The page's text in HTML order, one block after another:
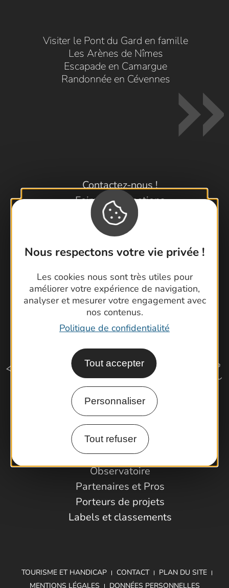
Nous respectons votre vie privée !
Les cookies nous sont très utiles pour
améliorer votre expérience de navigation,
analyser et mesurer votre engagement avec
nos contenus.
Politique de confidentialité
Tout accepter
Personnaliser
Tout refuser
Visiter le Pont du Gard en famille
Les Arènes de Nîmes
Escapade en Camargue
Randonnée en Cévennes
Contactez-nous !
Foire aux questions
Brochures
Cartoguides et Topoguides
Latitude Gard
Comment venir ?
Espace Pro
Observatoire
Partenaires et Pros
Porteurs de projets
Labels et classements
TOURISME ET HANDICAP CONTACT
PLAN DU SITE
MENTIONS LÉGALES
DONNÉES PERSONNELLES